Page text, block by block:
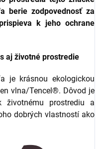
berie zodpovednosť za
k jeho ochrane
aj životné prostredie
je krásnou ekologickou
vlna/Tencel®. Dôvod je
prostrediu a
dobrých vlastností ako